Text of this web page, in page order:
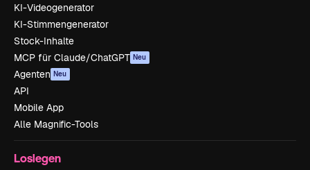
KI-Videogenerator
KI-Stimmengenerator
Stock-Inhalte
MCP für Claude/ChatGPT Neu
Agenten Neu
API
Mobile App
Alle Magnific-Tools
Loslegen